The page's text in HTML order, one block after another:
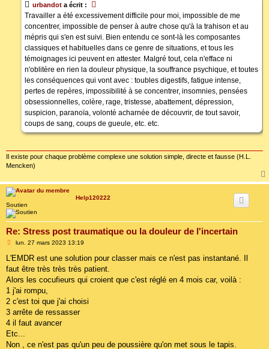
urbandot a écrit :
Travailler a été excessivement difficile pour moi, impossible de me
concentrer, impossible de penser à autre chose qu'à la trahison et au
mépris qui s'en est suivi. Bien entendu ce sont-là les composantes
classiques et habituelles dans ce genre de situations, et tous les
témoignages ici peuvent en attester. Malgré tout, cela n'efface ni
n'oblitère en rien la douleur physique, la souffrance psychique, et toutes
les conséquences qui vont avec : toubles digestifs, fatigue intense,
pertes de repères, impossibilité à se concentrer, insomnies, pensées
obsessionnelles, colère, rage, tristesse, abattement, dépression,
suspicion, paranoïa, volonté acharnée de découvrir, de tout savoir,
coups de sang, coups de gueule, etc. etc.
Il existe pour chaque problème complexe une solution simple, directe et fausse (H.L.
Mencken)
Help120222
Soutien
Re: Stress post traumatique ou la douleur de l'incertain
M
s
a
g
lun. 27 mars 2023 13:19
L'EMDR est une solution pour classer mais ce n'est pas instantané. Il
faut être très très très patient.
Alors les cocufieurs qui croient que c'est réglé en 4 mois car, voilà :
1 j'ai rompu,
2 c'est toi que j'ai choisi
3 arrête de ressasser
4 il faut avancer
Etc...
Non , ce n'est pas qu'un peu de poussière qu'on met sous le tapis.